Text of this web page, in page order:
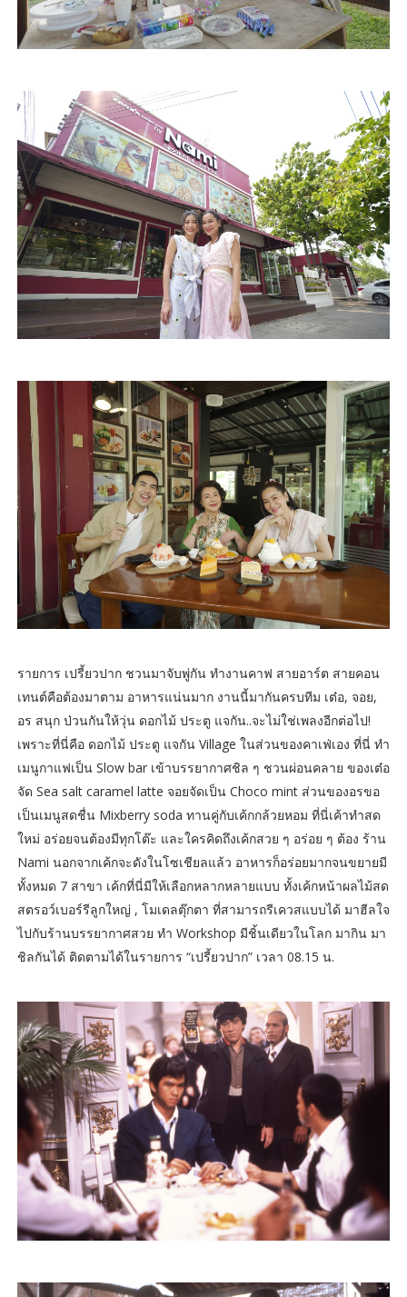
รายการ เปรี้ยวปาก ชวนมาจับพู่กัน ทำงานคาฟ สายอาร์ต สายคอน
เทนต์คือต้องมาตาม อาหารแน่นมาก งานนี้มากันครบทีม เต๋อ, จอย,
อร สนุก ป่วนกันให้วุ่น ดอกไม้ ประตู แจกัน..จะไม่ใช่เพลงอีกต่อไป!
เพราะที่นี่คือ ดอกไม้ ประตู แจกัน Village ในส่วนของคาเฟ่เอง ที่นี่ ทำ
เมนูกาแฟเป็น Slow bar เข้าบรรยากาศชิล ๆ ชวนผ่อนคลาย ของเต๋อ
จัด Sea salt caramel latte จอยจัดเป็น Choco mint ส่วนของอรขอ
เป็นเมนูสดชื่น Mixberry soda ทานคู่กับเค้กกล้วยหอม ที่นี่เค้าทำสด
ใหม่ อร่อยจนต้องมีทุกโต๊ะ และใครคิดถึงเค้กสวย ๆ อร่อย ๆ ต้อง ร้าน
Nami นอกจากเค้กจะดังในโซเชียลแล้ว อาหารก็อร่อยมากจนขยายมี
ทั้งหมด 7 สาขา เค้กที่นี่มีให้เลือกหลากหลายแบบ ทั้งเค้กหน้าผลไม้สด
สตรอว์เบอร์รีลูกใหญ่ , โมเดลตุ๊กตา ที่สามารถรีเควสแบบได้ มาฮีลใจ
ไปกับร้านบรรยากาศสวย ทำ Workshop มีชิ้นเดียวในโลก มากิน มา
ชิลกันได้ ติดตามได้ในรายการ “เปรี้ยวปาก” เวลา 08.15 น.